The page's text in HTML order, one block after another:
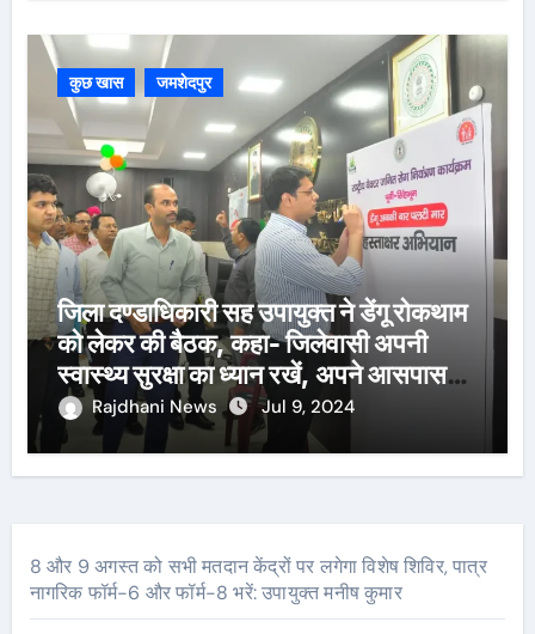
कुछ खास जमशेदपुर
जिला दण्डाधिकारी सह उपायुक्त ने डेंगू रोकथाम
को लेकर की बैठक, कहा- जिलेवासी अपनी
स्वास्थ्य सुरक्षा का ध्यान रखें, अपने आसपास
पानी जमा न होने दें
Rajdhani News Jul 9, 2024
8 और 9 अगस्त को सभी मतदान केंद्रों पर लगेगा विशेष शिविर, पात्र
नागरिक फॉर्म-6 और फॉर्म-8 भरें: उपायुक्त मनीष कुमार